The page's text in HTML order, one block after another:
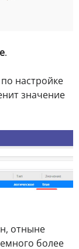
.
настройке
значение
отныне
более